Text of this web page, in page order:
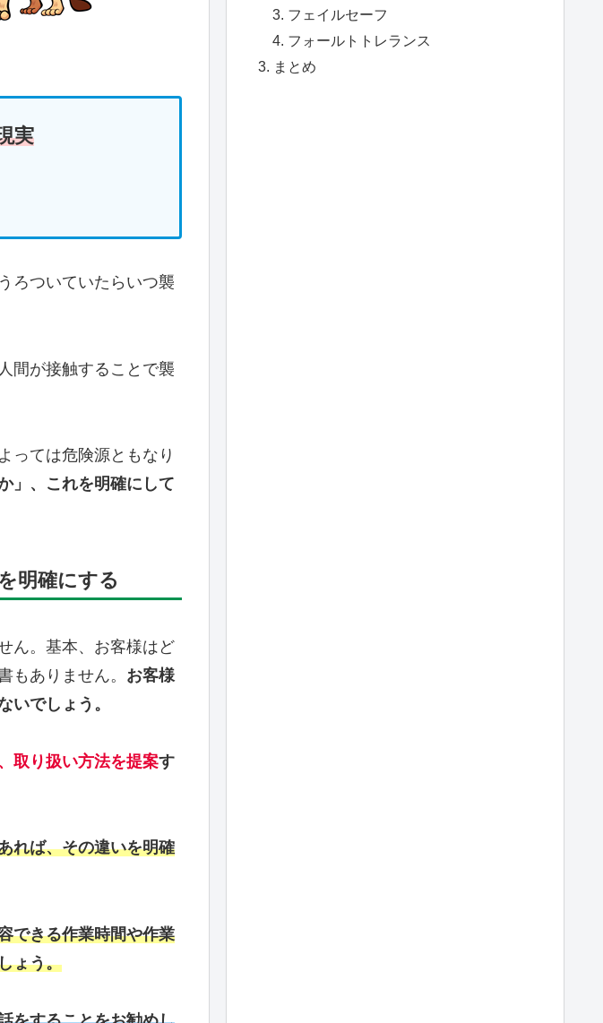
実
ろついていたらいつ襲
間が接触することで襲
っては危険源ともなり
」、これを明確にして
明確にする
ん。基本、お客様はど
もありません。 お客様
いでしょう。
取り扱い方法を提案す
れば、その違いを明確
できる作業時間や作業
ょう。
フェイルセーフ
フォールトトレランス
まとめ